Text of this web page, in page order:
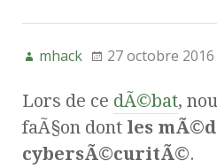
mhack 27 octobre 2016
Lors de ce dÃ©bat,
faÃ§on dont les
cybersÃ©curitÃ©.